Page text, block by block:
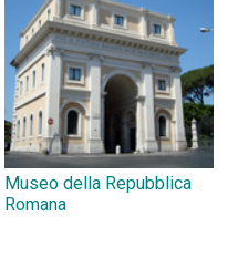
Museo della Repubblica
Romana